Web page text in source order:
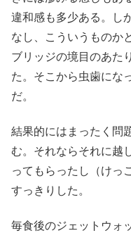
違和感も多少ある。し
なし、こういうものか
ブリッジの境目のあた
た。そこから虫歯にな
だ。
結果的にはまったく問
む。それならそれに越
ってもらったし（けっ
すっきりした。
毎食後のジェットウォ